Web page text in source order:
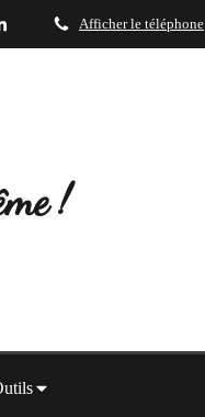
Afficher le téléphone
!